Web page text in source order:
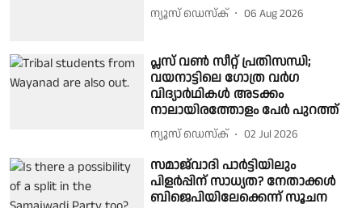
ന്യൂസ് ഡെസ്ക് 06 Aug 2026
പ്ലസ് വൺ സീറ്റ് പ്രതിസന്ധി;
വയനാട്ടിലെ ഗോത്ര വർഗ
വിദ്യാർഥികൾ അടക്കം
നാലായിരത്തോളം പേർ പുറത്ത്
ന്യൂസ് ഡെസ്ക് 02 Jul 2026
സമാജ്‌വാദി പാർട്ടിയിലും
പിളർപ്പിന് സാധ്യത? നേതാക്കൾ
ബിജെപിയിലേക്കെന്ന് സൂചന